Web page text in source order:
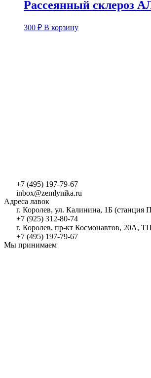
Рассеянный склероз
300 ₽ В корзину
+7 (495) 197-79-67
inbox@zemlynika.ru
Адреса лавок
г. Королев, ул. Калинина, 1Б (станция
+7 (925) 312-80-74
г. Королев, пр-кт Космонавтов, 20А,
+7 (495) 197-79-67
Мы принимаем